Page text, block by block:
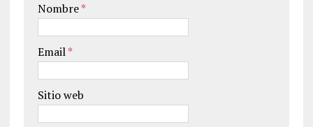
Nombre*
Email*
Sitio web